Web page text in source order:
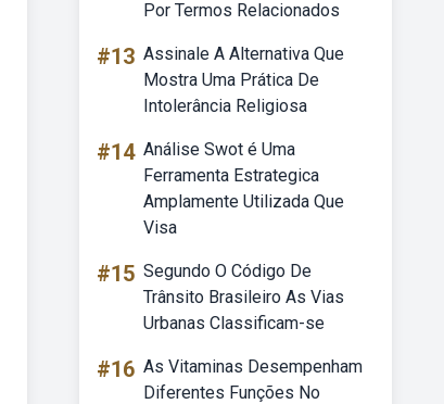
Por Termos Relacionados
#13 Assinale A Alternativa Que
Mostra Uma Prática De
Intolerância Religiosa
#14 Análise Swot é Uma
Ferramenta Estrategica
Amplamente Utilizada Que
Visa
#15 Segundo O Código De
Trânsito Brasileiro As Vias
Urbanas Classificam-se
#16 As Vitaminas Desempenham
Diferentes Funções No